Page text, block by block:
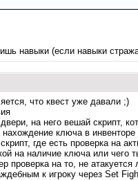
навыки (если навыки
что квест уже давали ;)
на него вешай скрипт,
ключа в
где есть проверка на
на наличие ключа или чего
на то, не
к игроку через Set